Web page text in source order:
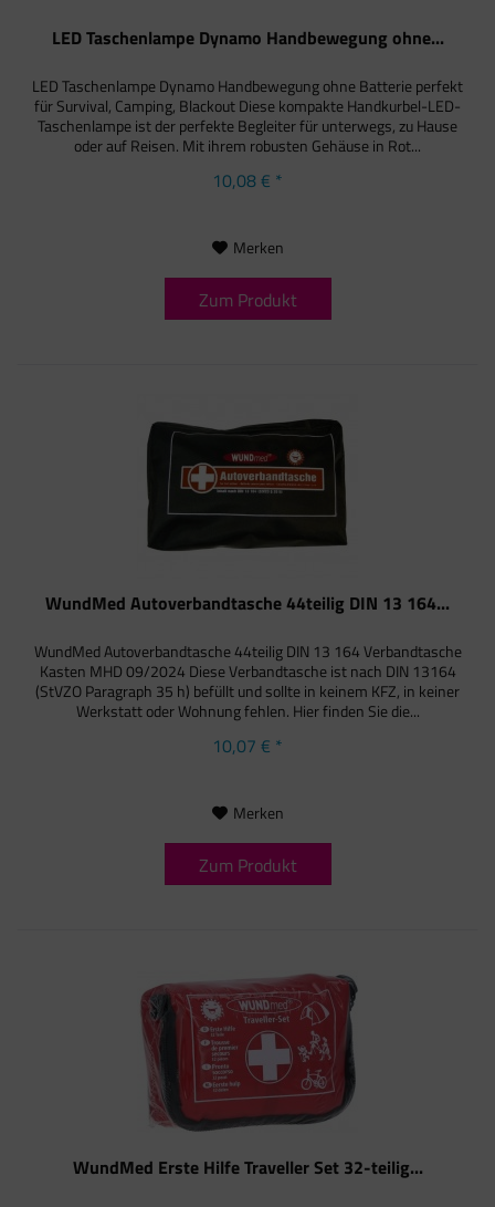
LED Taschenlampe Dynamo Handbewegung ohne...
LED Taschenlampe Dynamo Handbewegung ohne Batterie perfekt
für Survival, Camping, Blackout Diese kompakte Handkurbel-LED-
Taschenlampe ist der perfekte Begleiter für unterwegs, zu Hause
oder auf Reisen. Mit ihrem robusten Gehäuse in Rot...
10,08 € *
Merken
Zum Produkt
WundMed Autoverbandtasche 44teilig DIN 13 164...
WundMed Autoverbandtasche 44teilig DIN 13 164 Verbandtasche
Kasten MHD 09/2024 Diese Verbandtasche ist nach DIN 13164
(StVZO Paragraph 35 h) befüllt und sollte in keinem KFZ, in keiner
Werkstatt oder Wohnung fehlen. Hier finden Sie die...
10,07 € *
Merken
Zum Produkt
WundMed Erste Hilfe Traveller Set 32-teilig...